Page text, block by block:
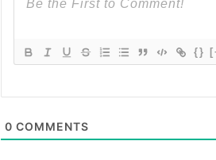
{}
0 COMMENTS